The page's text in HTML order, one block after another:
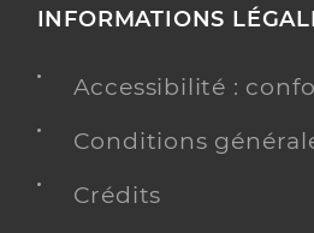
INFORMATIONS
Accessibilité :
Conditions
Crédits